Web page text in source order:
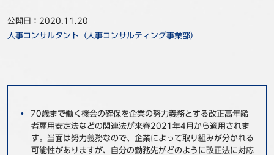
出版書籍
事例
公開日：2020.11.20
人事コンサルタント（人事コンサルティング事業部）
70歳まで働く機会の確保を企業の努力義務とする改正高年齢
者雇用安定法などの関連法が来春2021年4月から適用されま
す。当面は努力義務なので、企業によって取り組みが分かれる
可能性がありますが、自分の勤務先がどのように改正法に対応